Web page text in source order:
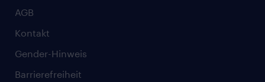
AGB
Kontakt
Gender-Hinweis
Barrierefreiheit